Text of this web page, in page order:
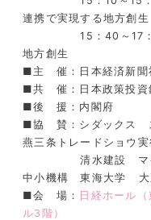
連携で実現する地方創生
15：40～17：10
地方創生
■主 催：日本経済新聞
■共 催：日本政策投資
■後 援：内閣府
■協 賛 ： シダックス
燕三条トレードショウ実
清水建設 マイ
中小機構 東海大学 大
■会 場： 日経ホール
ル3 階）